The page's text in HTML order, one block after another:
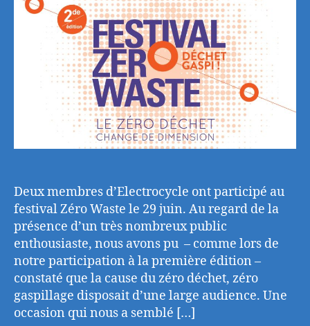
Deux membres d’Electrocycle ont participé au
festival Zéro Waste le 29 juin. Au regard de la
présence d’un très nombreux public
enthousiaste, nous avons pu – comme lors de
notre participation à la première édition –
constaté que la cause du zéro déchet, zéro
gaspillage disposait d’une large audience. Une
occasion qui nous a semblé […]